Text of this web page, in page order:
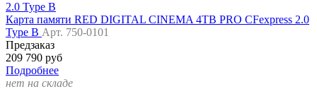
Карта памяти RED DIGITAL CINEMA 4TB PRO CFexpress 2.0
Type B Арт. 750-0101
Предзаказ
209 790 руб
Подробнее
нет на складе